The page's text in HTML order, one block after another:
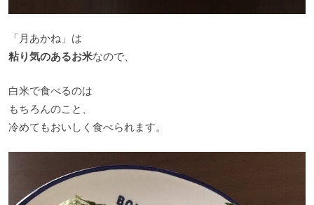
「月あかね」は
粘り気のあるお米なので、
白米で食べるのは
もちろんのこと、
冷めてもおいしく食べられます。